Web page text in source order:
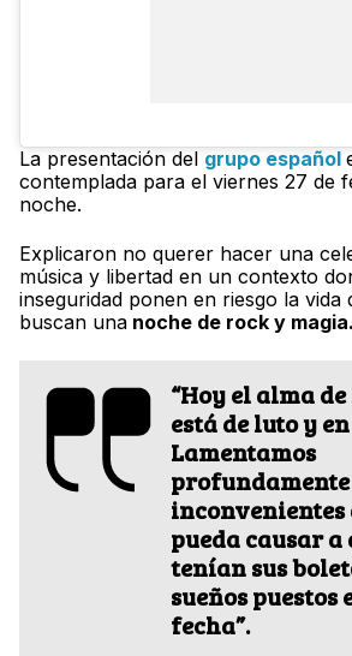
La presentación del grupo español
contemplada para el viernes 27 de
noche.
Explicaron no querer hacer una
música y libertad en un contexto
inseguridad ponen en riesgo la vida
buscan una noche de rock y magia.
“Hoy el alma
está de luto y
Lamentamos
inconvenientes
pueda causar a
tenían sus
sueños puestos
fecha”.